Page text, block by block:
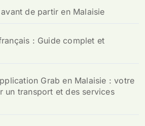
de partir en Malaisie
: Guide complet et
Grab en Malaisie : votre
un transport et des services